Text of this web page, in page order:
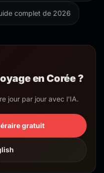
complet de 2026
en Corée ?
jour par jour avec l'IA.
gratuit